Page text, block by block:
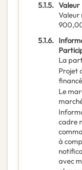
5.1.5. Valeur
Valeur
5.1.6.
La
Projet
Le
cadre
à
avec